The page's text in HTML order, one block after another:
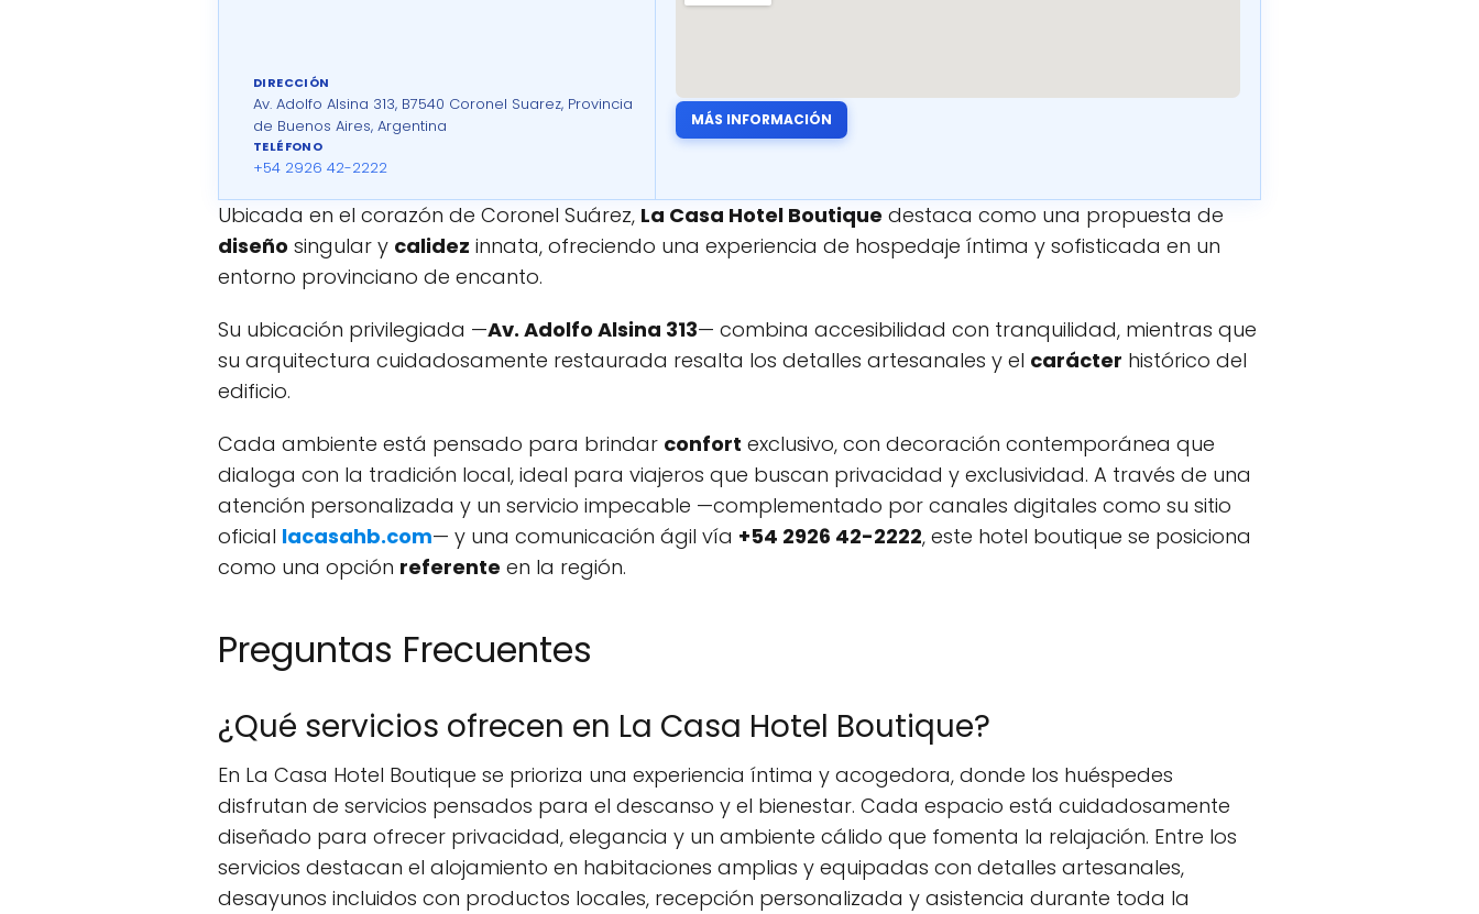
DIRECCIÓN
Av. Adolfo Alsina 313, B7540 Coronel Suarez, Provincia
de Buenos Aires, Argentina
TELÉFONO
+54 2926 42-2222
MÁS INFORMACIÓN
Ubicada en el corazón de Coronel Suárez, La Casa Hotel Boutique destaca como una propuesta de
diseño singular y calidez innata, ofreciendo una experiencia de hospedaje íntima y sofisticada en un
entorno provinciano de encanto.
Su ubicación privilegiada —Av. Adolfo Alsina 313— combina accesibilidad con tranquilidad, mientras que
su arquitectura cuidadosamente restaurada resalta los detalles artesanales y el carácter histórico del
edificio.
Cada ambiente está pensado para brindar confort exclusivo, con decoración contemporánea que
dialoga con la tradición local, ideal para viajeros que buscan privacidad y exclusividad. A través de una
atención personalizada y un servicio impecable —complementado por canales digitales como su sitio
oficial lacasahb.com— y una comunicación ágil vía +54 2926 42-2222, este hotel boutique se posiciona
como una opción referente en la región.
Preguntas Frecuentes
¿Qué servicios ofrecen en La Casa Hotel Boutique?
En La Casa Hotel Boutique se prioriza una experiencia íntima y acogedora, donde los huéspedes
disfrutan de servicios pensados para el descanso y el bienestar. Cada espacio está cuidadosamente
diseñado para ofrecer privacidad, elegancia y un ambiente cálido que fomenta la relajación. Entre los
servicios destacan el alojamiento en habitaciones amplias y equipadas con detalles artesanales,
desayunos incluidos con productos locales, recepción personalizada y asistencia durante toda la